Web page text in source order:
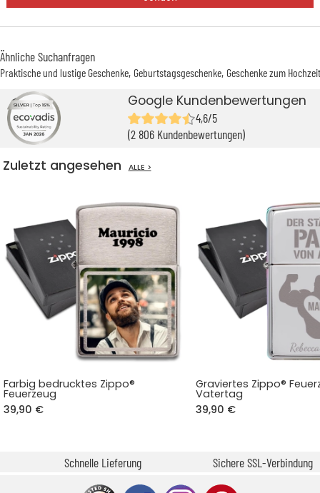
Ähnliche Suchanfragen
Praktische und lustige Geschenke Geburtstagsgeschenke Geschenke zum
Google Kundenbewertungen
4,6/5
(2 806 Kundenbewertungen)
Zuletzt angesehen ALLE >
Farbig bedrucktes Zippo®
Feuerzeug
39,90 €
Graviertes Zippo®
Vatertag
39,90 €
Schnelle Lieferung Sichere SSL-Verbindung